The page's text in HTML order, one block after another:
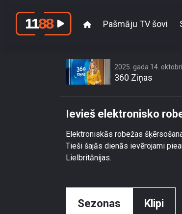
Pašmāju TV šovi
2025. gada 14.
360 Ziņas
Ievieš elektronisko
Elektroniskās robežas
Tieši šajās dienās ievērojami
Lielbritānijas.
Sezonas Klipi